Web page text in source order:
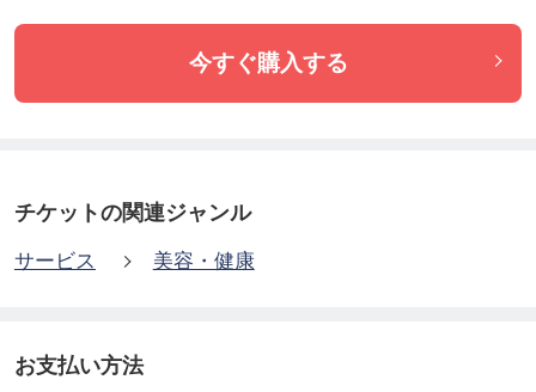
養上清液を導入しています。安心して施術を受けて
今すぐ購入する
チケットの関連ジャンル
サービス 美容・健康
お支払い方法